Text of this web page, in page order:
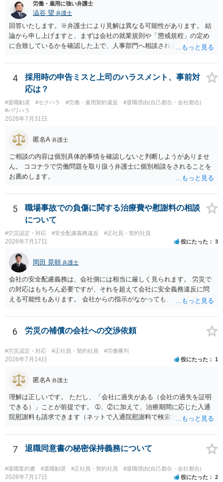
労働・雇用に強い弁護士
澁谷 望 弁護士
回答いたします。※弁護士により見解は異なる可能性があります。 結
論から申し上げますと、まずは会社の就業規則や「懲戒規程」の定め
に合致しているかを確認した上で、人事部門へ相談されることが最優
ものの、重い懲戒処分の対象には十分なり得ます。 名誉や評価の回復
については、会社側に「部下の不正行為による情報漏洩」と正式に認
定させ、誤認した他部署への適切なフォローや周知を求めるのが有効
です。 あるいは、懲戒があったことを社内で周知される手続があるの
ならば、それにより軽微ながら回復はできるかもしれません。 さらに
個人としても、相手に対してプライバシー侵害等に基づく損害賠償
らない可能性があります。）。
4
採用時の申告ミスと上司のハラスメント、事前対
応は？
#退職勧奨 #セクハラ #労働・雇用契約違反
#退職理由(自己都合・会社都合)
#パワハラ
2026年7月31日
匿名A 弁護士
ご相談の内容は個別具体的事情を確認しないと判断しようがありませ
ん。 ココナラで労働問題を取り扱う弁護士に個別相談をされることを
お薦めします。
5
職場事故での負傷に関する治療費や慰謝料の相談
について
#労災認定・対応 #安全配慮義務違反 #正社員・契約社員
2026年7月17日 役にたった 3
岡田 晃朝 弁護士
会社の安全配慮義務は、会社側には相当に厳しく見られます。 労災で
の対応はもちろん必要ですが、それを超えて会社に安全義務違反に問
える可能性もあります。 会社からの指示がなかっても、逆に危険な作
実地指導をしていないことが問題になった事例もあります。ですの
で、指示が無ければ免責されるわけではありません。責任追及の交渉
6 労災の補償の会社への交渉依頼
#労災認定・対応 #正社員・契約社員 #労働審判
2026年7月14日 役にたった 1
匿名A 弁護士
理解は正しいです。 ただし、「会社に過失がある（会社の過失を証明
できる）」ことが前提です。 ➀、②に加えて、治療期間に応じた入通
院慰謝料も請求できます（ネットで入通院慰謝料で検索すると詳しい
後遺障害慰謝料も請求できます。これらは後遺障害の等級、あなたの
収入、年齢等で大きく変わりますので一般的にいくらとは言えませ
ん。 弁護士に依頼する費用はそれぞれの弁護士で異なるので個別に聞
いてみるしかありませんが、旧日弁連規準を使った着手金・成功報酬
方式と着手金ゼロまたは少額で成功報酬大目の方式のどちらかが多い
7 退職同意書の秘密保持義務について
#退職誓約書 #退職勧奨 #正社員・契約社員 #退職理由(自己都合・会社都合)
2026年7月17日 役にたった 2